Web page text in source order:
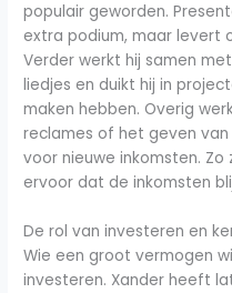
populair geworden.
extra podium, maar levert
Verder werkt hij samen
liedjes en duikt hij in
maken hebben. Overig
reclames of het geven
voor nieuwe inkomsten.
ervoor dat de inkomsten
De rol van investeren en
Wie een groot vermogen
investeren. Xander heeft